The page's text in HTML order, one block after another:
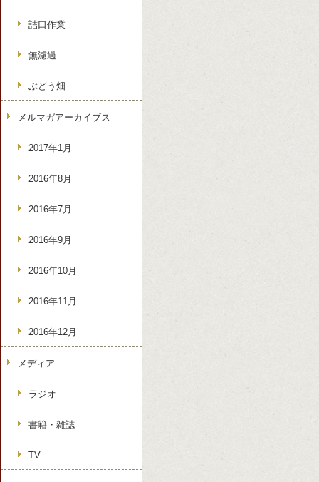
詰口作業
無濾過
ぶどう畑
メルマガアーカイブス
2017年1月
2016年8月
2016年7月
2016年9月
2016年10月
2016年11月
2016年12月
メディア
ラジオ
書籍・雑誌
TV